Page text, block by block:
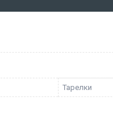
Тарелки